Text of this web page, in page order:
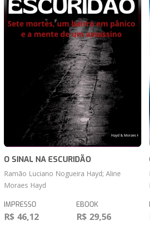
O SINAL NA ESCURIDÃO
Ramão Luciano Nogueira Hayd; Aline
Moraes Hayd
IMPRESSO
R$ 46,12
EBOOK
R$ 29,56